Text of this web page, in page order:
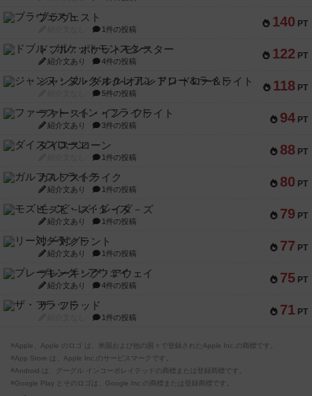
140 PT
ブラヴェスト
1件の投稿
122 PT
ドブル：ポケットモンスター
紹介文あり 4件の投稿
118 PT
ジャンヌ・ダルク-オルレアン ドロー＆ライト
5件の投稿
94 PT
ファースト・イン・フライト
紹介文あり 3件の投稿
88 PT
ダイススローン
1件の投稿
80 PT
ガルフストライク
紹介文あり 1件の投稿
79 PT
モズビ－ズ・レイダ－ズ
紹介文あり 1件の投稿
77 PT
リー対グラント
紹介文あり 1件の投稿
75 PT
ブレーキング・アウェイ
紹介文あり 4件の投稿
71 PT
ザ・フラッド
1件の投稿
※Apple、Apple のロゴ は、米国および他の国々で登録されたApple Inc.の商標です。
※App Store は、Apple Inc.のサービスマークです。
※Android は、グーグル インコーポレイテッドの商標または登録商標です。
※Google Play とそのロゴは、Google Inc.の商標または登録商標です。